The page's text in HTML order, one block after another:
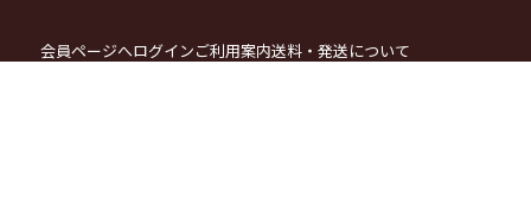
会員ページへログインご利用案内送料・発送について
お支払方法についてカートをみる